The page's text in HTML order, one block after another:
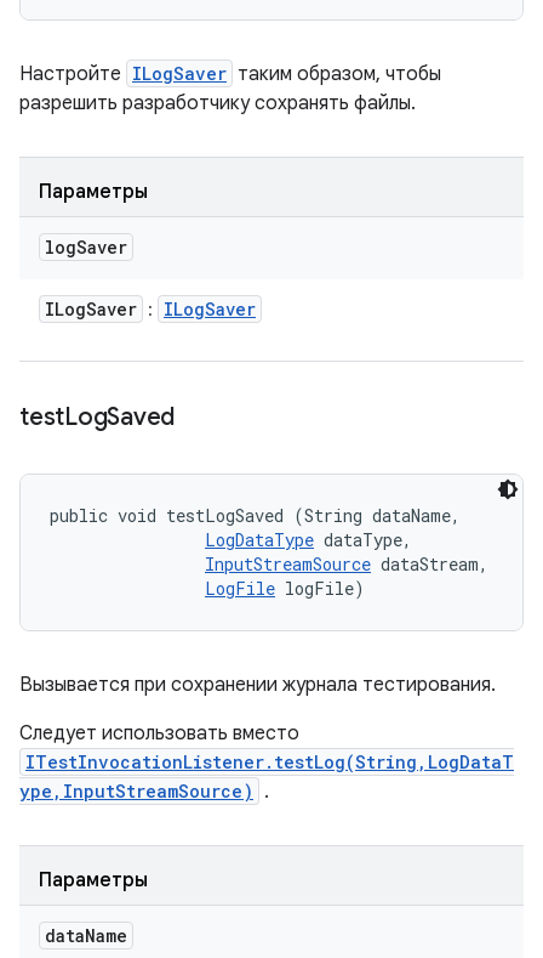
Настройте ILogSaver таким образом, чтобы
разрешить разработчику сохранять файлы.
Параметры
logSaver
ILogSaver : ILogSaver
testLogSaved
public void testLogSaved (String dataName,
LogDataType dataType,
InputStreamSource dataStream,
LogFile logFile)
Вызывается при сохранении журнала тестирования.
Следует использовать вместо
ITestInvocationListener.testLog(String,LogDataT
ype,InputStreamSource)
.
Параметры
dataName